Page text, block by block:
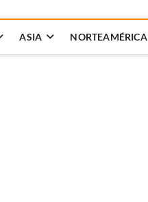
ASIA NORTEAMÉRICA